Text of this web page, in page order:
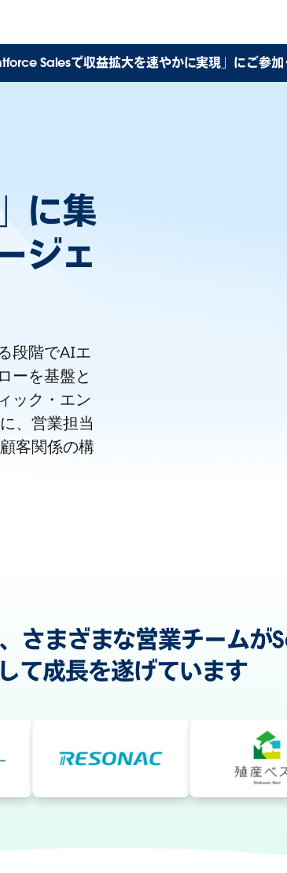
Salesで収益拡大を速やかに実現」にご参加
に集
ジェ
段階でAIエ
ーを基盤と
ック・エン
、営業担当
客関係の構
さまざまな営業チームが
て成長を遂げています